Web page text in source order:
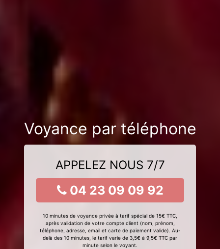
Voyance par téléphone
APPELEZ NOUS 7/7
04 23 09 09 92
10 minutes de voyance privée à tarif spécial de 15€ TTC,
après validation de votre compte client (nom, prénom,
téléphone, adresse, email et carte de paiement valide). Au-
delà des 10 minutes, le tarif varie de 3,5€ à 9,5€ TTC par
minute selon le voyant.